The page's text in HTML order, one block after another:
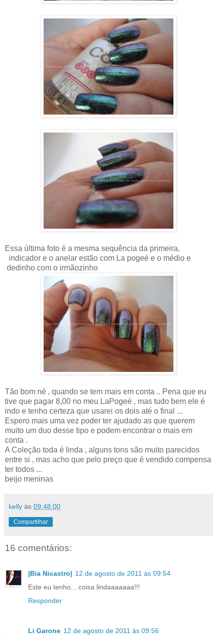
Essa última foto é a mesma sequência da primeira,
indicador e o anelar estão com La pogeé e o médio e
dedinho com o irmãozinho
Tão bom né , quando se tem mais em conta .. Pena que eu
tive que pagar 8,00 no meu LaPogeé , mas tudo bem ele é
indo e tenho certeza que usarei os dois até o final ...
Espero mais uma vez poder ter ajudado as que querem
muito um duo desse tipo e podem encontrar o mais em
conta .
A Coleção toda é linda , alguns tons são muito parecidos
entre si , mas acho que pelo preço que é vendido compensa
ter todos ...
beijo meninas
kelly às 09:48:00
Compartilhar
16 comentários:
|Bia Nicastro| 12 de agosto de 2011 às 09:54
Este eu tenho... coisa lindaaaaaaa!!!
Responder
Li Garone 12 de agosto de 2011 às 09:56